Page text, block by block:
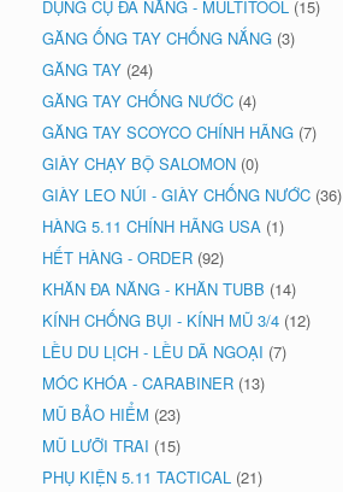
DỤNG CỤ ĐA NĂNG - MULTITOOL (15)
GĂNG ỐNG TAY CHỐNG NẮNG (3)
GĂNG TAY (24)
GĂNG TAY CHỐNG NƯỚC (4)
GĂNG TAY SCOYCO CHÍNH HÃNG (7)
GIÀY CHẠY BỘ SALOMON (0)
GIÀY LEO NÚI - GIÀY CHỐNG NƯỚC (36)
HÀNG 5.11 CHÍNH HÃNG USA (1)
HẾT HÀNG - ORDER (92)
KHĂN ĐA NĂNG - KHĂN TUBB (14)
KÍNH CHỐNG BỤI - KÍNH MŨ 3/4 (12)
LỀU DU LỊCH - LỀU DÃ NGOẠI (7)
MÓC KHÓA - CARABINER (13)
MŨ BẢO HIỂM (23)
MŨ LƯỠI TRAI (15)
PHỤ KIỆN 5.11 TACTICAL (21)